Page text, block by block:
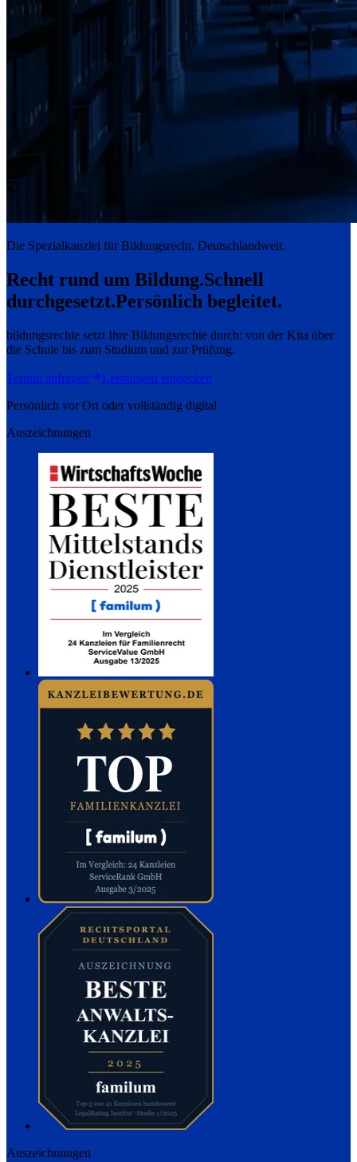
Die Spezialkanzlei für Bildungsrecht. Deutschlandweit.
Recht rund um Bildung.Schnell
durchgesetzt.Persönlich begleitet.
bildungsrechte setzt Ihre Bildungsrechte durch: von der Kita über
die Schule bis zum Studium und zur Prüfung.
Termin anfragen
Leistungen entdecken
Persönlich vor Ort oder vollständig digital
Auszeichnungen
Auszeichnungen